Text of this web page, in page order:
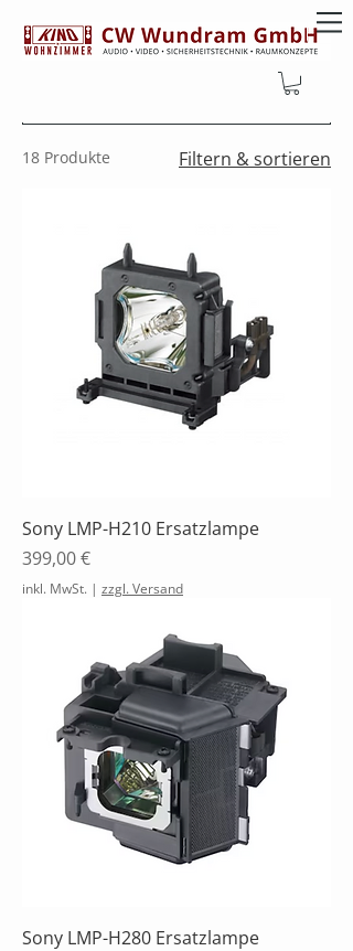
18 Produkte Filtern & sortieren
Sony LMP-H210 Ersatzlampe
Preis
399,00 €
inkl. MwSt. | zzgl. Versand
Sony LMP-H280 Ersatzlampe